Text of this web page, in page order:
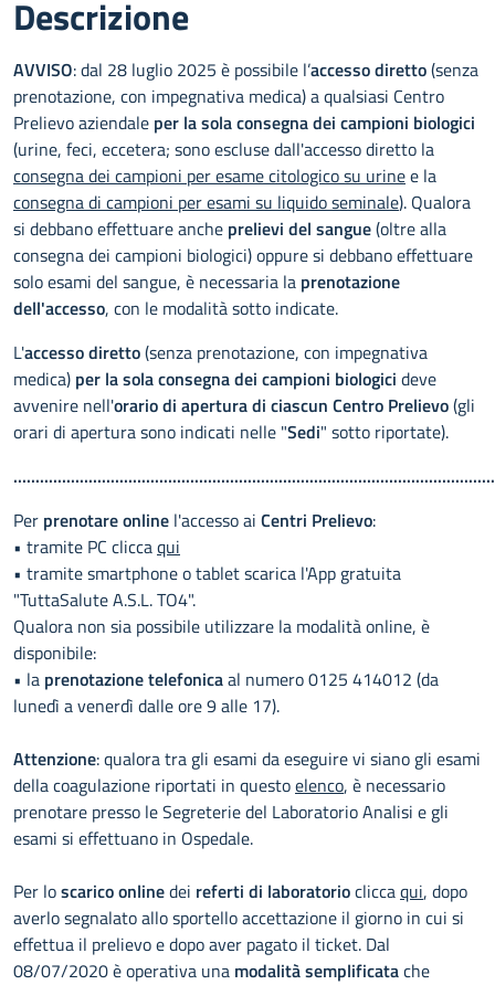
Descrizione
AVVISO: dal 28 luglio 2025 è possibile l’accesso diretto(senza
prenotazione, con impegnativa medica) a qualsiasi Centro
Prelievo aziendale per la sola consegna dei campioni biologici
(urine, feci, eccetera; sono escluse dall'accesso diretto la
consegna dei campioni per esame citologico su urinee la
consegna di campioni per esami su liquido seminale). Qualora
si debbano effettuare anche prelievi del sangue(oltre alla
consegna dei campioni biologici) oppure si debbano effettuare
solo esami del sangue, è necessaria la prenotazione
dell'accesso, con le modalità sotto indicate.
L'accesso diretto(senza prenotazione, con impegnativa
medica) per la sola consegna dei campioni biologici deve
avvenire nell'orario di apertura di ciascun Centro Prelievo(gli
orari di apertura sono indicati nelle "Sedi" sotto riportate).
Per prenotare online l'accesso ai Centri Prelievo:
• tramite PC cliccaqui
• tramite smartphone o tablet scarica l'App gratuita
"TuttaSalute A.S.L. TO4".
Qualora non sia possibile utilizzare la modalità online, è
disponibile:
• la prenotazione telefonicaal numero 0125 414012 (da
lunedì a venerdì dalle ore 9 alle 17).
Attenzione: qualora tra gli esami da eseguire vi siano gli esami
della coagulazione riportati in questoelenco, è necessario
prenotare presso le Segreterie del Laboratorio Analisi e gli
esami si effettuano in Ospedale.
Per loscarico onlinedei referti di laboratoriocliccaqui, dopo
averlo segnalato allo sportello accettazione il giorno in cui si
effettua il prelievo e dopo aver pagato il ticket. Dal
08/07/2020 è operativa una modalità semplificatache